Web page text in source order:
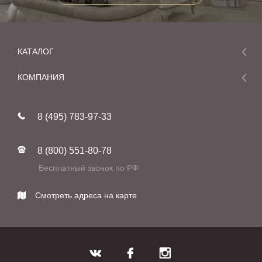
КАТАЛОГ
Мебель
Новинки
Фабрики
КОМПАНИЯ
Реставрация
Контакты
8 (495) 783-97-33
8 (800) 551-80-78
Бесплатный звонок по РФ
Смотреть адреса на карте